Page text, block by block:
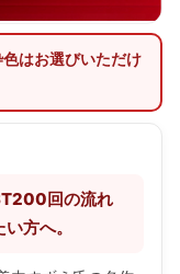
はお選びいただけ
回の流れ
方へ。